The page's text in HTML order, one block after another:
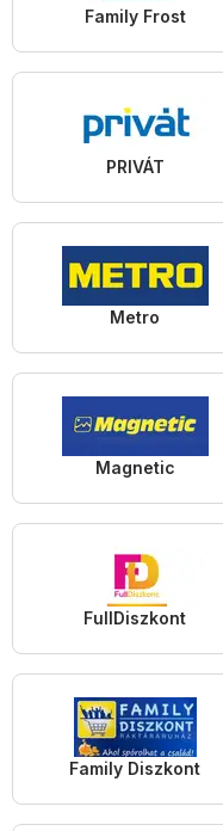
Family Frost
PRIVÁT
Metro
Magnetic
FullDiszkont
Family Diszkont